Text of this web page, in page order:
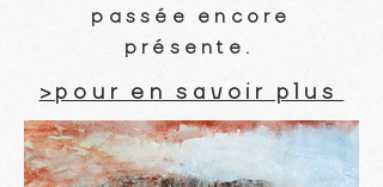
passée encore
présente.
>pour en savoir plus